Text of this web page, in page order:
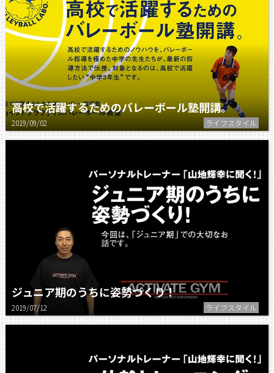
高校で活躍するためのバレーボール塾開講。
2019/09/02 ライフスタイル
ジュニア期のうちに姿勢づくり！
2019/07/12 ライフスタイル